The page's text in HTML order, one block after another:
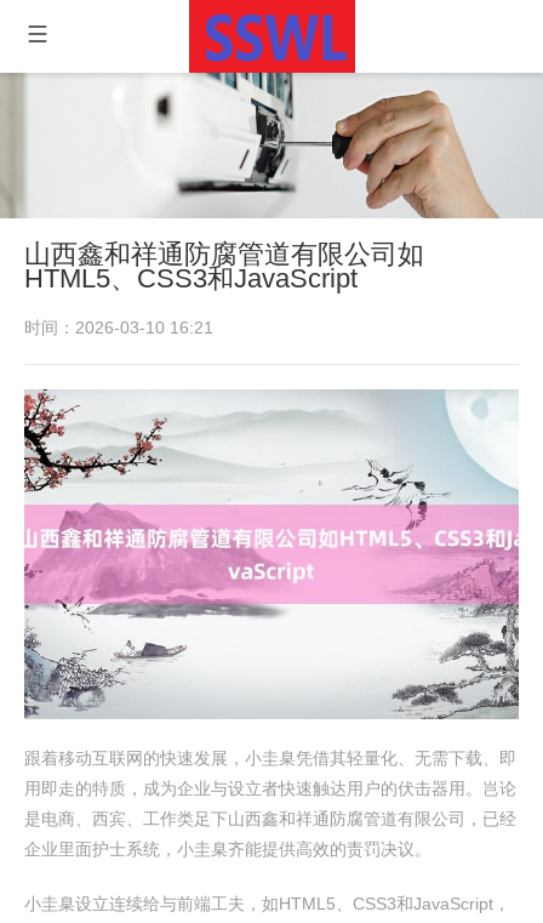
山西鑫和祥通防腐管道有限公司如
HTML5、CSS3和JavaScript
时间：2026-03-10 16:21
跟着移动互联网的快速发展，小圭臬凭借其轻量化、无需下载、即
用即走的特质，成为企业与设立者快速触达用户的伏击器用。岂论
是电商、西宾、工作类足下山西鑫和祥通防腐管道有限公司，已经
企业里面护士系统，小圭臬齐能提供高效的责罚决议。
小圭臬设立连续给与前端工夫，如HTML5、CSS3和JavaScript，